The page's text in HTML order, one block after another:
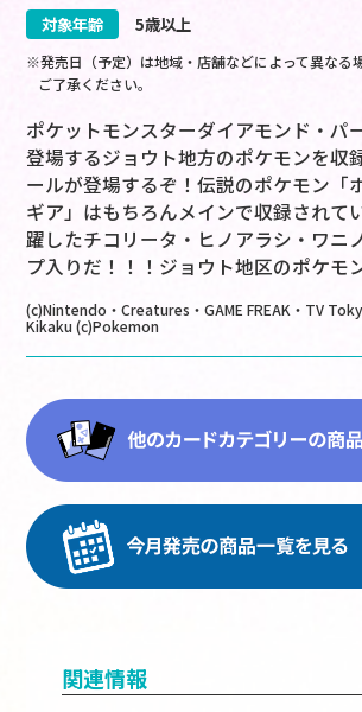
対象年齢
5歳以上
※発売日（予定）は地域・店舗などによって異なる
ご了承ください。
ポケットモンスターダイアモンド・パ
登場するジョウト地方のポケモンを収
ールが登場するぞ！伝説のポケモン「
ギア」はもちろんメインで収録されて
躍したチコリータ・ヒノアラシ・ワニ
プ入りだ！！！ジョウト地区のポケモ
(c)Nintendo・Creatures・GAME FREAK・TV
Kikaku (c)Pokemon
関連情報